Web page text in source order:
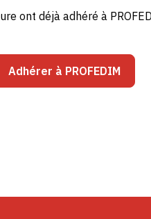
ont déjà adhéré à
Adhérer à PROFEDIM